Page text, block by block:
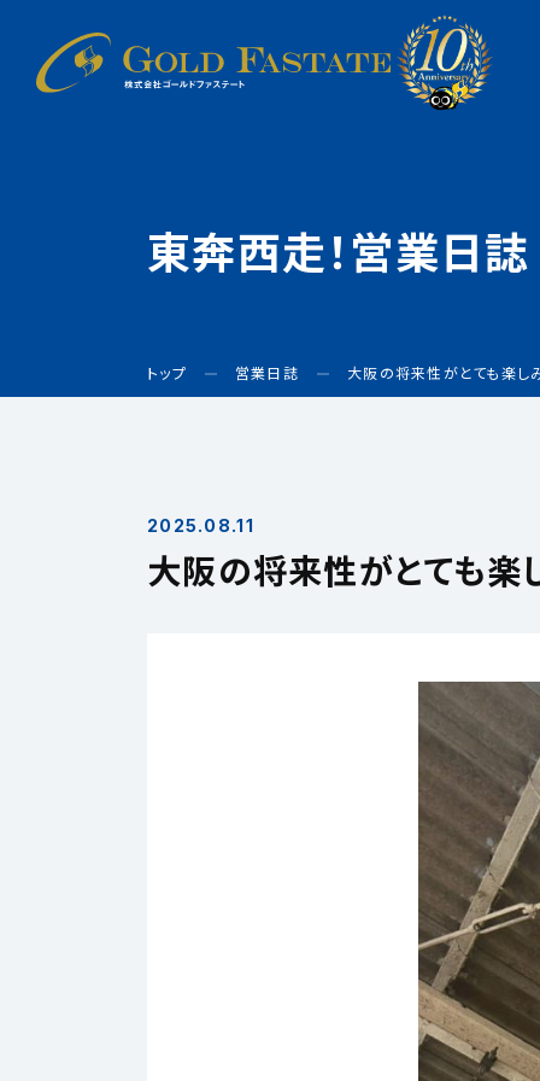
東奔西走！営業日誌
トップ 営業日誌 大阪の将来性がとても楽し
2025.08.11
大阪の将来性がとても楽